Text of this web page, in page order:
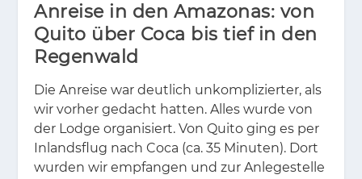
Anreise in den Amazonas: von
Quito über Coca bis tief in den
Regenwald
Die An­rei­se war deut­lich un­kom­pli­zier­ter, als
wir vor­her ge­dacht hat­ten. Al­les wur­de von
der Lodge or­ga­ni­siert. Von Qui­to ging es per
In­lands­flug nach Coca (ca. 35 Mi­nu­ten). Dort
wur­den wir emp­fan­gen und zur An­le­ge­stel­le